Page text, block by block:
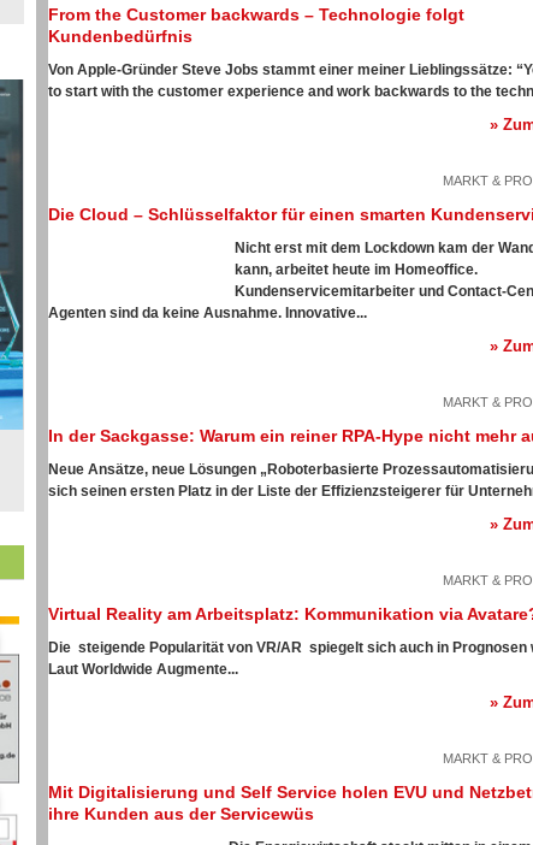
From the Customer backwards – Technologie folgt
Kundenbedürfnis
Von Apple-Gründer Steve Jobs stammt einer meiner Lieblingssätze:
to start with the customer experience and work backwards to the
»
MARKT &
Die Cloud – Schlüsselfaktor für einen smarten
Nicht erst mit dem Lockdown kam der
kann, arbeitet heute im Homeoffice.
Kundenservicemitarbeiter und Contact-
Agenten sind da keine Ausnahme. Innovative...
»
MARKT &
In der Sackgasse: Warum ein reiner RPA-Hype nicht mehr
Neue Ansätze, neue Lösungen „Roboterbasierte
sich seinen ersten Platz in der Liste der Effizienzsteigerer für
»
MARKT &
Virtual Reality am Arbeitsplatz: Kommunikation via
Die steigende Popularität von VR/AR spiegelt sich auch in Prognosen
Laut Worldwide Augmente...
»
MARKT &
Mit Digitalisierung und Self Service holen EVU und
ihre Kunden aus der Servicewüs